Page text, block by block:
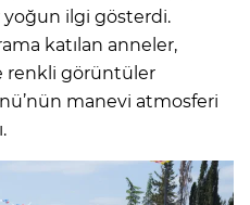
ilgi gösterdi.
katılan anneler,
renkli görüntüler
manevi atmosferi